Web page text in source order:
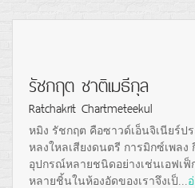
รัชกฤต ชาติเมธีกุล
Ratchakrit Chartmeteekul
หมิง รัชกฤต คือซาวด์เอ็นจิเนียร์ปร
หลงใหลเสียงดนตรี การมิกซ์เพลง
อุปกรณ์หลายชนิดอย่างเช่นเอฟเ
หลายชิ้นในห้องอัดของเราจึงเป็...